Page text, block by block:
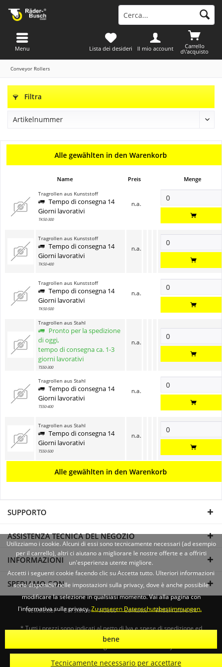
Carrello
d\'acquisto
Lista dei desideri Il mio account
Menu
Conveyor Rollers
Filtra
Alle gewählten in den Warenkorb
Name Preis Menge
Tragrollen aus Kunststoff
Tempo di consegna 14
Giorni lavorativi
TK50-300
n.a.
Tragrollen aus Kunststoff
Tempo di consegna 14
Giorni lavorativi
TK50-400
n.a.
Tragrollen aus Kunststoff
Tempo di consegna 14
Giorni lavorativi
TK50-500
n.a.
Tragrollen aus Stahl
Pronto per la spedizione
di oggi,
tempo di consegna ca. 1-3
giorni lavorativi
TS50-300
n.a.
Tragrollen aus Stahl
Tempo di consegna 14
Giorni lavorativi
TS50-400
n.a.
Tragrollen aus Stahl
Tempo di consegna 14
Giorni lavorativi
TS50-500
n.a.
Alle gewählten in den Warenkorb
SUPPORTO
ASSISTENZA TECNICA DEL NEGOZIO
INFORMAZIONI
SPEDIAMO CON
Newsletter Chi siamo Videos Contatto Widerrufsrecht
* Tutti i prezzi sono indicati al netto di Iva espese di spedizioneed
eventualmente le spese di spedizione, se non diversamente descritto
© 2026 Räder-Busch GmbH - All Rights Reserved. Theme byThemeWare®
Utilizziamo i cookie. Alcuni di essi sono tecnicamente necessari (ad esempio
per il carrello), altri ci aiutano a migliorare le nostre offerte e a offrirti
un'esperienza utente migliore.
Accetti i seguenti cookie facendo clic su Accetta tutto. Ulteriori informazioni
sono disponibili nelle impostazioni sulla privacy, dove è anche possibile
modificare la selezione in qualsiasi momento. Vai alla pagina con
l'informativa sulla privacy.Zu unseren Datenschutzbestimmungen.
Tecnicamente necessario per accettare
bene